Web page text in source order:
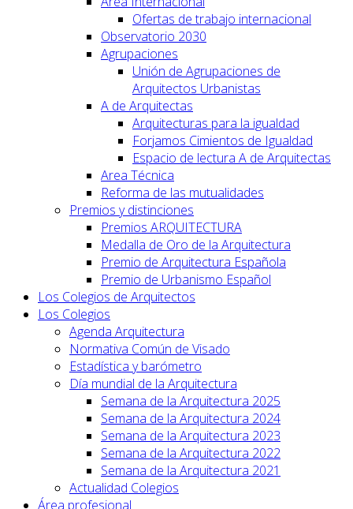
Ofertas de trabajo internacional
Observatorio 2030
Agrupaciones
Unión de Agrupaciones de
Arquitectos Urbanistas
A de Arquitectas
Arquitecturas para la igualdad
Forjamos Cimientos de Igualdad
Espacio de lectura A de Arquitectas
Area Técnica
Reforma de las mutualidades
Premios y distinciones
Premios ARQUITECTURA
Medalla de Oro de la Arquitectura
Premio de Arquitectura Española
Premio de Urbanismo Español
Los Colegios de Arquitectos
Los Colegios
Agenda Arquitectura
Normativa Común de Visado
Estadística y barómetro
Día mundial de la Arquitectura
Semana de la Arquitectura 2025
Semana de la Arquitectura 2024
Semana de la Arquitectura 2023
Semana de la Arquitectura 2022
Semana de la Arquitectura 2021
Actualidad Colegios
Área profesional